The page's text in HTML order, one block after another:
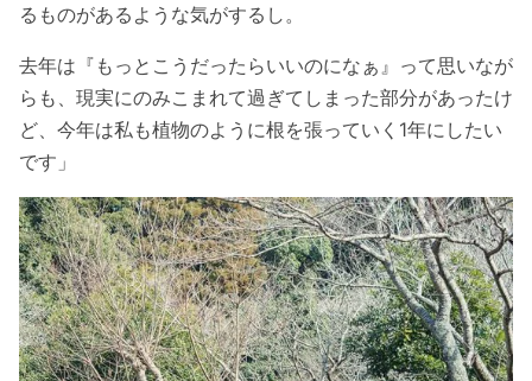
るものがあるような気がするし。
去年は『もっとこうだったらいいのになぁ』って思いなが
らも、現実にのみこまれて過ぎてしまった部分があったけ
ど、今年は私も植物のように根を張っていく1年にしたい
です」